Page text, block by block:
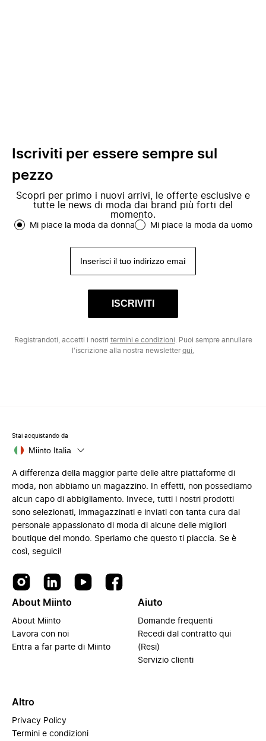
Iscriviti per essere sempre sul
pezzo
Scopri per primo i nuovi arrivi, le offerte esclusive e
tutte le news di moda dai brand più forti del
momento.
Mi piace la moda da donna Mi piace la moda da uomo
ISCRIVITI
Registrandoti, accetti i nostri termini e condizioni . Puoi sempre annullare
l'iscrizione alla nostra newsletterqui.
Stai acquistando da
Miinto Italia
A differenza della maggior parte delle altre piattaforme di
moda, non abbiamo un magazzino. In effetti, non possediamo
alcun capo di abbigliamento. Invece, tutti i nostri prodotti
sono selezionati, immagazzinati e inviati con tanta cura dal
personale appassionato di moda di alcune delle migliori
boutique del mondo. Speriamo che questo ti piaccia. Se è
così, seguici!
About Miinto
About Miinto
Lavora con noi
Entra a far parte di Miinto
Aiuto
Domande frequenti
Recedi dal contratto qui
(Resi)
Servizio clienti
Altro
Privacy Policy
Termini e condizioni